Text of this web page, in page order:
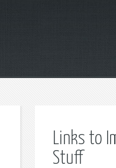
Links to
Stuff